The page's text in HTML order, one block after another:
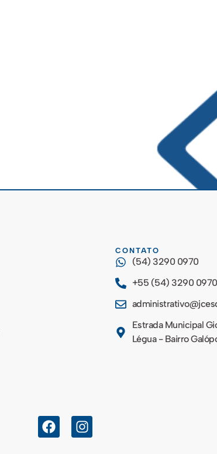
CONTATO
(54) 3290 0970
+55 (54) 3290 0970
Estrada Municipal
Légua - Bairro